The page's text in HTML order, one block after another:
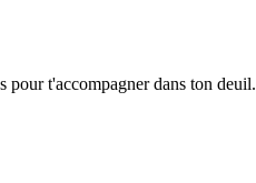
pour t'accompagner dans ton deuil.